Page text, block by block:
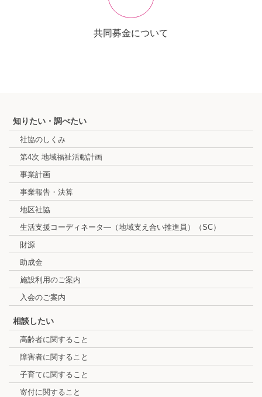
共同募金について
知りたい・調べたい
社協のしくみ
第4次 地域福祉活動計画
事業計画
事業報告・決算
地区社協
生活支援コーディネータ―（地域支え合い推進員）（SC）
財源
助成金
施設利用のご案内
入会のご案内
相談したい
高齢者に関すること
障害者に関すること
子育てに関すること
寄付に関すること